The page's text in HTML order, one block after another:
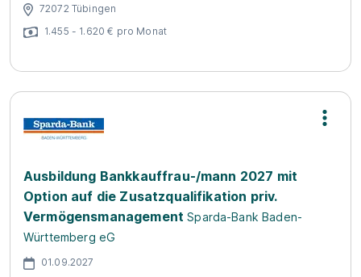
72072 Tübingen
1.455 - 1.620 € pro Monat
Ausbildung Bankkauffrau-/mann 2027 mit
Option auf die Zusatzqualifikation priv.
Vermögensmanagement Sparda-Bank Baden-
Württemberg eG
01.09.2027